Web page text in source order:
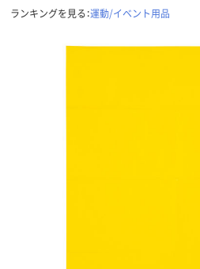
ランキングを見る：運動/イベント用品